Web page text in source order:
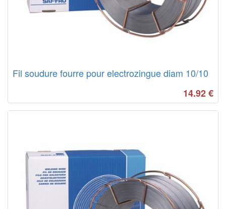
Fil soudure fourre pour electrozingue diam 10/10
14.92€